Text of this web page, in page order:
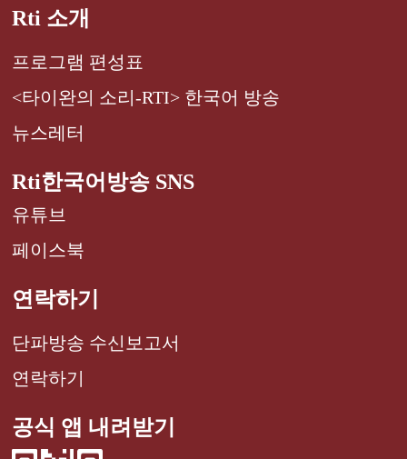
Rti 소개
프로그램 편성표
<타이완의 소리-RTI> 한국어 방송
뉴스레터
Rti한국어방송 SNS
유튜브
페이스북
연락하기
단파방송 수신보고서
연락하기
공식 앱 내려받기